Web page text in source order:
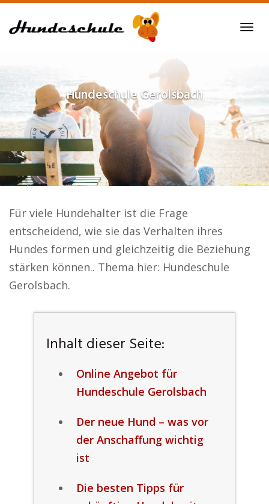
to
HundeschuleGerolsbach
Für viele Hundehalter ist die Frage
entscheidend, wie sie das Verhalten ihres
Hundes formen und gleichzeitig die Beziehung
stärken können.. Thema hier: Hundeschule
Gerolsbach.
Inhalt dieser Seite:
Online Angebot für
Hundeschule Gerolsbach
Der neue Hund – was vor
der Anschaffung wichtig
ist
Die besten Tipps für